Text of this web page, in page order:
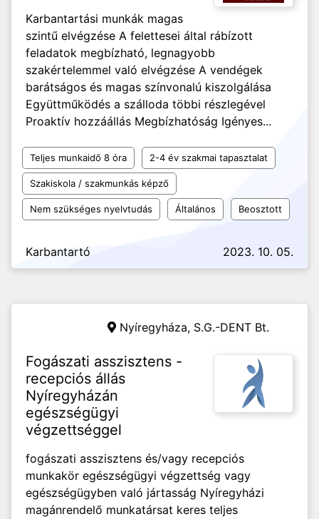
Karbantartási munkák magas
szintű elvégzése A felettesei által rábízott
feladatok megbízható, legnagyobb
szakértelemmel való elvégzése A vendégek
barátságos és magas színvonalú kiszolgálása
Együttműködés a szálloda többi részlegével
Proaktív hozzáállás Megbízhatóság Igényes...
Teljes munkaidő 8 óra 2-4 év szakmai tapasztalat
Szakiskola / szakmunkás képző
Nem szükséges nyelvtudás Általános Beosztott
Karbantartó 2023. 10. 05.
Nyíregyháza, S.G.-DENT Bt.
Fogászati asszisztens -
recepciós állás
Nyíregyházán
egészségügyi
végzettséggel
fogászati asszisztens és/vagy recepciós
munkakör egészségügyi végzettség vagy
egészségügyben való jártasság Nyíregyházi
magánrendelő munkatársat keres teljes